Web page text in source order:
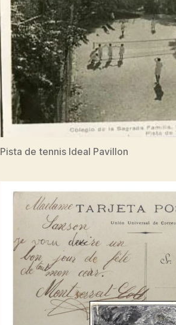
Pista de tennis Ideal Pavillon